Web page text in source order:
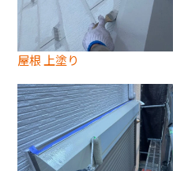
屋根 上塗り